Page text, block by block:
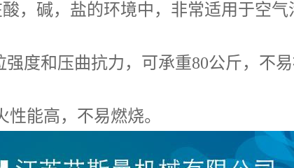
，碱，盐的环境中，非常适用于空气
度和压曲抗力，可承重80公斤，不
能高，不易燃烧。